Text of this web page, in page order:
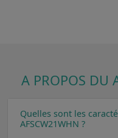
A PROPOS DU
Quelles sont les
AFSCW21WHN ?